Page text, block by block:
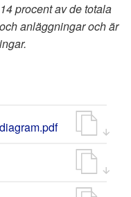
procent av de totala
anläggningar och är